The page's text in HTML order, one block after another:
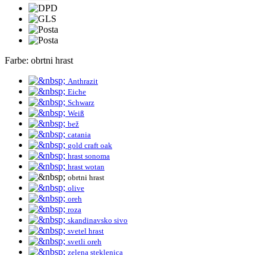
Farbe: obrtni hrast
Anthrazit
Eiche
Schwarz
Weiß
bež
catania
gold craft oak
hrast sonoma
hrast wotan
obrtni hrast
olive
oreh
roza
skandinavsko sivo
svetel hrast
svetli oreh
zelena steklenica